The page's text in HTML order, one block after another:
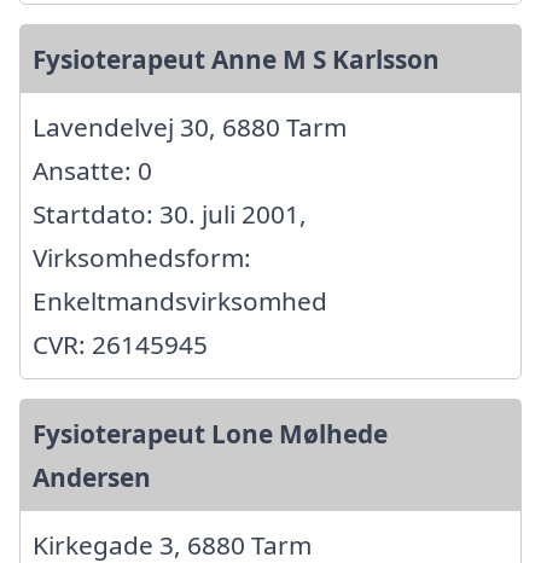
Fysioterapeut Anne M S Karlsson
Lavendelvej 30, 6880 Tarm
Ansatte: 0
Startdato: 30. juli 2001,
Virksomhedsform:
Enkeltmandsvirksomhed
CVR: 26145945
Fysioterapeut Lone Mølhede
Andersen
Kirkegade 3, 6880 Tarm